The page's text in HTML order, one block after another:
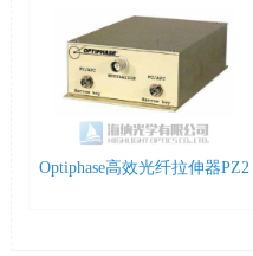
Optiphase高效光纤拉伸器PZ2